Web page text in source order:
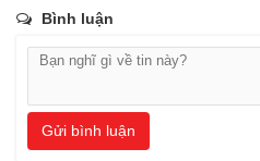
Bình luận
Gửi bình luận